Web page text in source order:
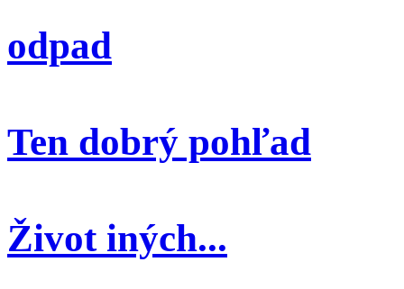
odpad
Ten dobrý pohľad
Život iných...